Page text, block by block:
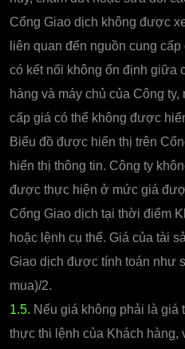
Cổng Giao dịch không được
liên quan đến nguồn cung
có kết nối không ổn định giữa
hàng và máy chủ của Công
cấp giá có thể không được
Biểu đồ được hiển thị trên
hiển thị thông tin. Công ty
được thực hiện ở mức giá
Cổng Giao dịch tại thời điểm
hoặc lệnh cụ thể. Giá của tài
Giao dịch được tính toán như
mua)/2.
1.5. Nếu giá không phải là
thực thi lệnh của Khách hàng,